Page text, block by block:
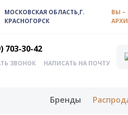
МОСКОВСКАЯ ОБЛАСТЬ,Г.
КРАСНОГОРСК
ВЫ –
703-30-42
ЗВОНОК НАПИСАТЬ НА ПОЧТУ
Бренды